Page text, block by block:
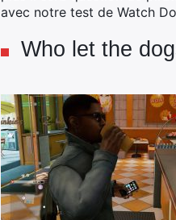
avec notre test de Watch
Who let the